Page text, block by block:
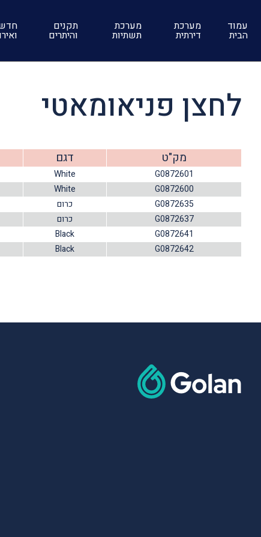
עמוד
הבית
מערכת
דירתית
מערכת
תשתיות
תקנים
והיתרים
לחצן פניאומאטי
מק"ט דגם
G0872601
White
G0872600
White
G0872635
כרום
G0872637
כרום
G0872641
Black
G0872642
Black